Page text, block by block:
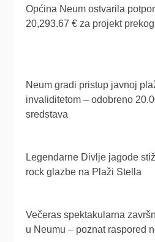
Općina Neum ostvarila
20,293.67 € za projekt
Neum gradi pristup javnoj
invaliditetom – odobreno
sredstava
Legendarne Divlje jagode
rock glazbe na Plaži Stella
Večeras spektakularna
u Neumu – poznat raspored